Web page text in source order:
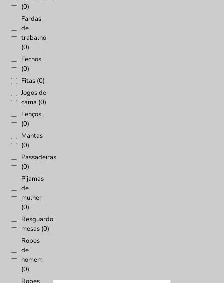
(0)
Fardas
de
trabalho
(0)
Fechos
(0)
Fitas (0)
Jogos de
cama (0)
Lenços
(0)
Mantas
(0)
Passadeiras
(0)
Pijamas
de
mulher
(0)
Resguardo
mesas (0)
Robes
de
homem
(0)